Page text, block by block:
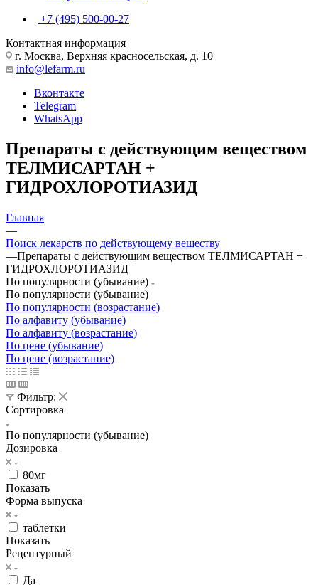
+7 (495) 500-00-27
Контактная информация
г. Москва, Верхняя красносельская, д. 10
info@lefarm.ru
Вконтакте
Telegram
WhatsApp
Препараты с действующим веществом
ТЕЛМИСАРТАН +
ГИДРОХЛОРОТИАЗИД
Главная
—
Поиск лекарств по действующему веществу
—Препараты с действующим веществом ТЕЛМИСАРТАН +
ГИДРОХЛОРОТИАЗИД
По популярности (убывание)
По популярности (убывание)
По популярности (возрастание)
По алфавиту (убывание)
По алфавиту (возрастание)
По цене (убывание)
По цене (возрастание)
Фильтр:
Сортировка
По популярности (убывание)
Дозировка
80мг
Показать
Форма выпуска
таблетки
Показать
Рецептурный
Да